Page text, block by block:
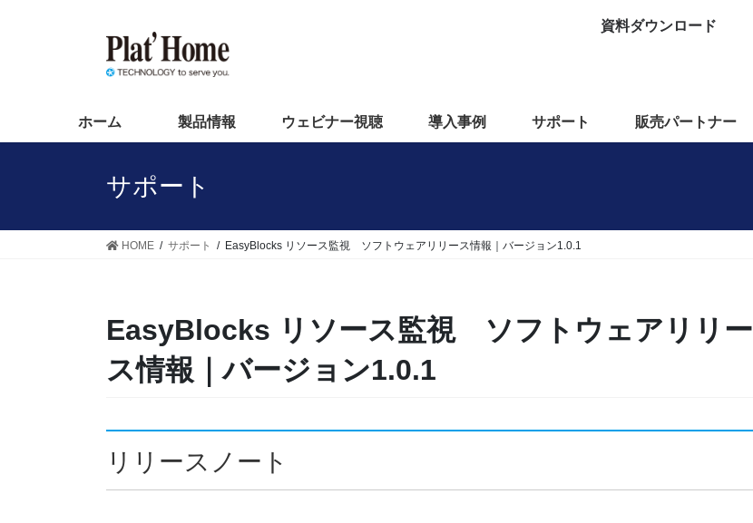
ス
ン
資料ダウンロード
ホーム 製品情報 ウェビナー視聴 導入事例 サポート 販売パートナー
サポート
HOME サポート EasyBlocks リソース監視 ソフトウェアリリース情報｜バージョン1.0.1
EasyBlocks リソース監視 ソフトウェアリリー
ス情報｜バージョン1.0.1
リリースノート